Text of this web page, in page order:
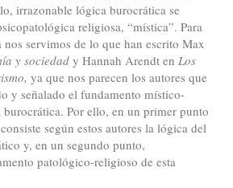
irrazonable lógica burocrática se
religiosa, “mística”. Para
nos servimos de lo que han escrito Max
y sociedad y Hannah Arendt en Los
ya que nos parecen los autores que
y señalado el fundamento místico-
Por ello, en un primer punto
según estos autores la lógica del
y, en un segundo punto,
patológico-religioso de esta